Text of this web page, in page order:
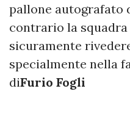
pallone autografato
contrario la
sicuramente
specialmente nella
diFurio Fogli